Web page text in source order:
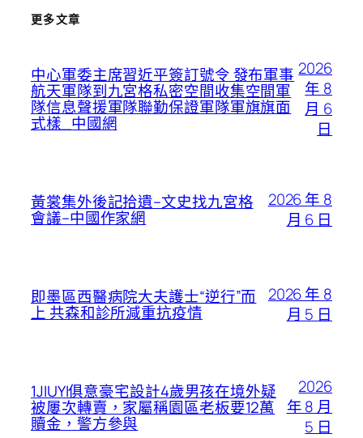
更多文章
中心軍委主席習近平簽訂號令 發布軍事
航天軍隊到九宮格私密空間收集空間軍
隊信息聲援軍隊聯勤保證軍隊軍旗旗面
式樣_中國網
2026
年 8
月 6
日
黃裳集外後記拾遺–文史找九宮格
會議–中國作家網
2026 年 8
月 6 日
即墨區西醫病院大夫護士“逆行”而
上 共森和診所減重抗疫情
2026 年 8
月 5 日
1JIUYI俱意豪宅設計4歲男孩在境外疑
被屢次轉賣，家屬稱園區老板要12萬
贖金，警方參與
2026
年 8 月
5 日